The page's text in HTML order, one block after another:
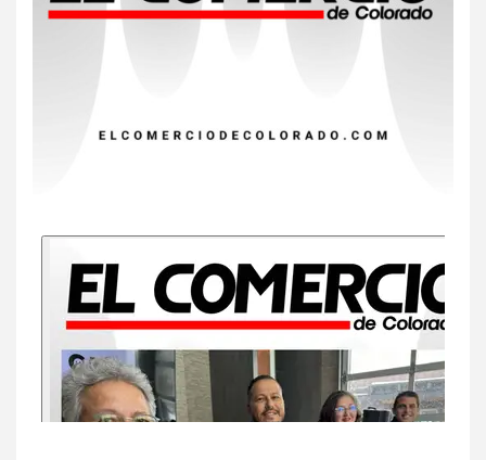
8 • ESTADOS UNIDOS HOGAR Y SALUD
EEUU este año que en 2025
• ESTADOS UNIDOS
HOGAR Y SALUD
NOTICIAS
Van 4,100 casos confirmados
por parásito que causa
diarrea en EEUU